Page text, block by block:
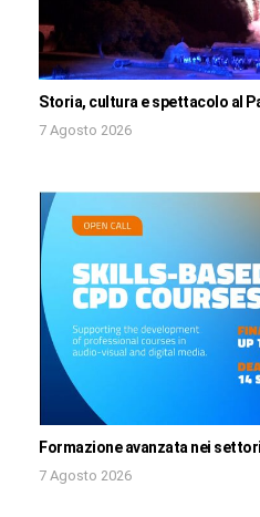
Storia, cultura e spettacolo al
7 Agosto 2026
Formazione avanzata nei
7 Agosto 2026